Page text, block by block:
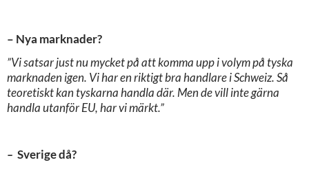
– Nya marknader?
”Vi satsar just nu mycket på att komma upp i volym på tyska
marknaden igen. Vi har en riktigt bra handlare i Schweiz. Så
teoretiskt kan tyskarna handla där. Men de vill inte gärna
handla utanför EU, har vi märkt.”
– Sverige då?